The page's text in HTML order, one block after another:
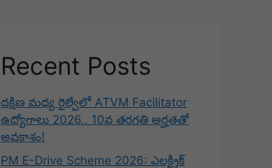
Recent Posts
దక్షిణ మధ్య రైల్వేలో ATVM Facilitator
ఉద్యోగాలు 2026.. 10వ తరగతి అర్హతతో
అవకాశం!
PM E-Drive Scheme 2026: ఎలక్ట్రిక్